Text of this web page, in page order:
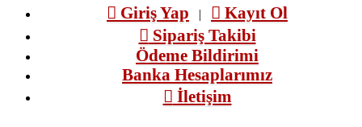
Giriş Yap |
Kayıt Ol
Sipariş Takibi
Ödeme Bildirimi
Banka Hesaplarımız
İletişim